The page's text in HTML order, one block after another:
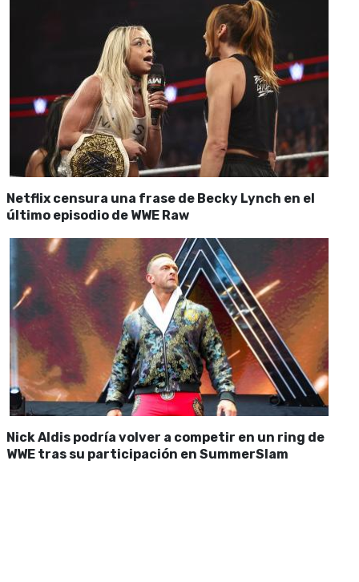
Netflix censura una frase de Becky Lynch en el
último episodio de WWE Raw
Nick Aldis podría volver a competir en un ring de
WWE tras su participación en SummerSlam